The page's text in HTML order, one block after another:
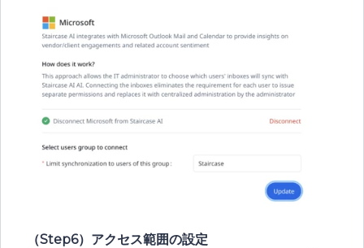
（Step6）アクセス範囲の設定